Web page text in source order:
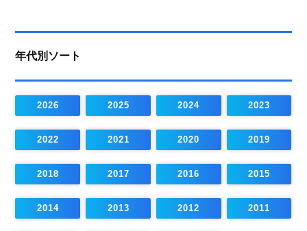
年代別ソート
2026 2025 2024 2023
2022 2021 2020 2019
2018 2017 2016 2015
2014 2013 2012 2011